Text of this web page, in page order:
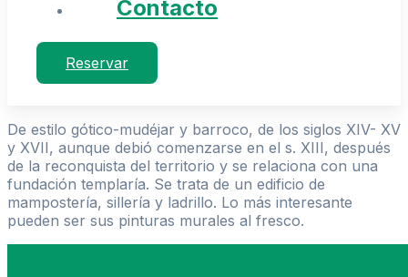
Contacto
Reservar
De estilo gótico-mudéjar y barroco, de los siglos XIV- XV
y XVII, aunque debió comenzarse en el s. XIII, después
de la reconquista del territorio y se relaciona con una
fundación templaría. Se trata de un edificio de
mampostería, sillería y ladrillo. Lo más interesante
pueden ser sus pinturas murales al fresco.